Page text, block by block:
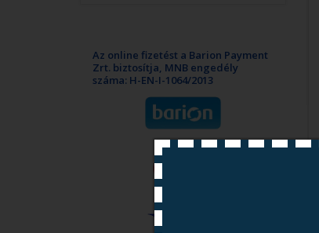
Az online fizetést a Barion Payment
Zrt. biztosítja, MNB engedély
száma: H-EN-I-1064/2013